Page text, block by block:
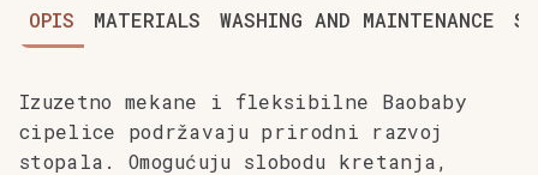
OPIS MATERIALS WASHING AND MAINTENANCE
Izuzetno mekane i fleksibilne Baobaby
cipelice podržavaju prirodni razvoj
stopala. Omogućuju slobodu kretanja,